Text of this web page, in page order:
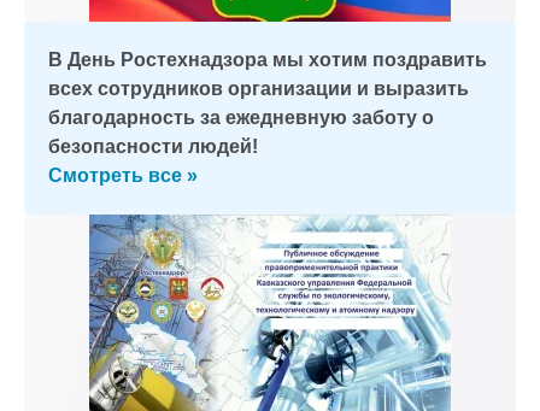
В День Ростехнадзора мы хотим поздравить
всех сотрудников организации и выразить
благодарность за ежедневную заботу о
безопасности людей!
Смотреть все »